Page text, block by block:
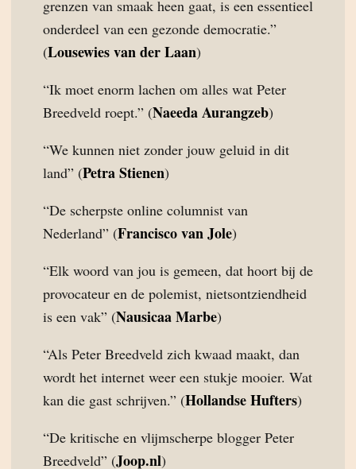
grenzen van smaak heen gaat, is een essentieel
onderdeel van een gezonde democratie.”
(Lousewies van der Laan)
“Ik moet enorm lachen om alles wat Peter
Breedveld roept.” (Naeeda Aurangzeb)
“We kunnen niet zonder jouw geluid in dit
land” (Petra Stienen)
“De scherpste online columnist van
Nederland” (Francisco van Jole)
“Elk woord van jou is gemeen, dat hoort bij de
provocateur en de polemist, nietsontziendheid
is een vak” (Nausicaa Marbe)
“Als Peter Breedveld zich kwaad maakt, dan
wordt het internet weer een stukje mooier. Wat
kan die gast schrijven.” (Hollandse Hufters)
“De kritische en vlijmscherpe blogger Peter
Breedveld” (Joop.nl)